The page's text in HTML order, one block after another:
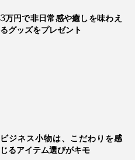
まち”、東かがわ市
3万円で非日常感や癒しを味わえ
るグッズをプレゼント
ビジネス小物は、こだわりを感
じるアイテム選びがキモ